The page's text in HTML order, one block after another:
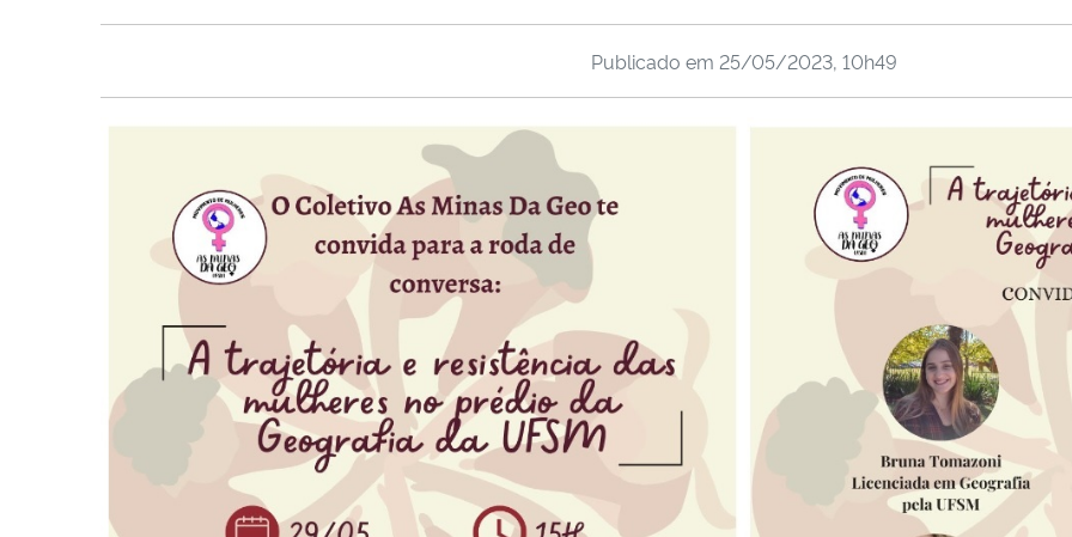
Publicado em 25/05/2023, 10h49